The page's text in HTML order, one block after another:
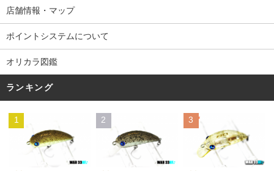
店舗情報・マップ
ポイントシステムについて
オリカラ図鑑
ランキング
1 2 3